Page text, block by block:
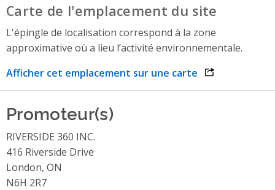
Carte de l'emplacement du site
L'épingle de localisation correspond à la zone
approximative où a lieu l’activité environnementale.
Afficher cet emplacement sur une carte opens link in
Promoteur(s)
RIVERSIDE 360 INC.
416 Riverside Drive
London, ON
N6H 2R7